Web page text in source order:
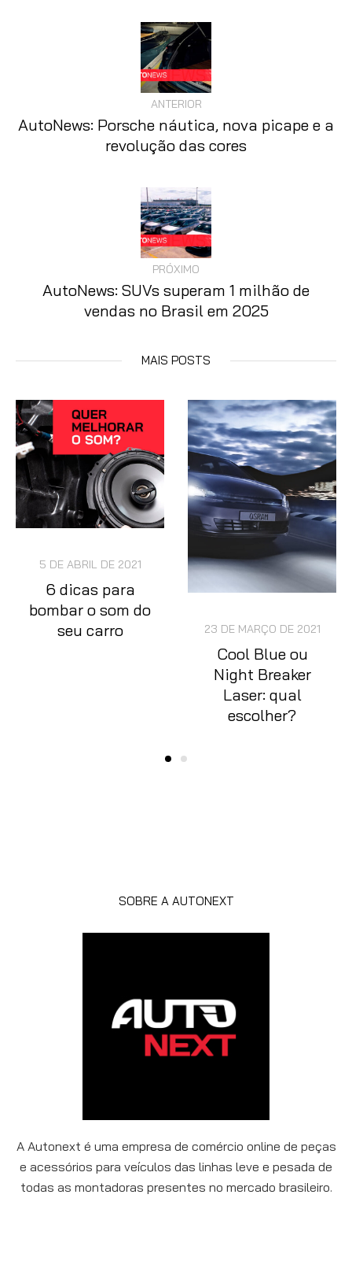
ANTERIOR
AutoNews: Porsche náutica, nova picape e a
revolução das cores
PRÓXIMO
AutoNews: SUVs superam 1 milhão de
vendas no Brasil em 2025
MAIS POSTS
5 DE ABRIL DE 2021
6 dicas para
bombar o som do
seu carro
23 DE MARÇO DE 2021
Cool Blue ou
Night Breaker
Laser: qual
escolher?
SOBRE A AUTONEXT
A Autonext é uma empresa de comércio online de peças
e acessórios para veículos das linhas leve e pesada de
todas as montadoras presentes no mercado brasileiro.